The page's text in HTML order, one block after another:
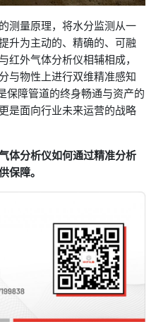
测量原理，将水分监测从一
升为主动的、精确的、可融
红外气体分析仪相辅相成，
与物性上进行双维精准感知
保障管道的终身畅通与资产的
是面向行业未来运营的战略
体分析仪如何通过精准分析
保障。